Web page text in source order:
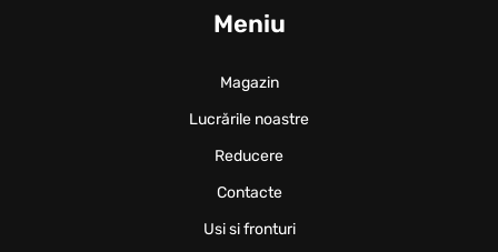
Meniu
Magazin
Lucrările noastre
Reducere
Contacte
Usi si fronturi